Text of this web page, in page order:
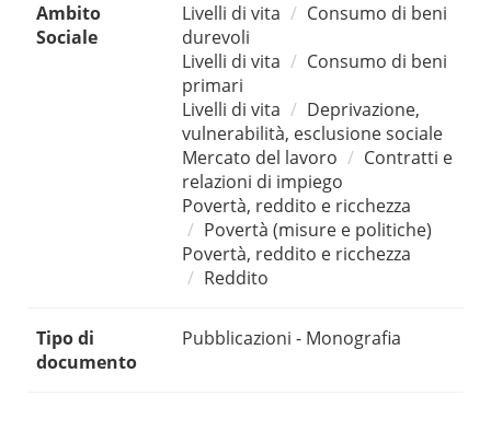
Ambito
Sociale
Livelli di vita
Consumo di beni
durevoli
Livelli di vita
Consumo di beni
primari
Livelli di vita
Deprivazione,
vulnerabilità, esclusione sociale
Mercato del lavoro
Contratti e
relazioni di impiego
Povertà, reddito e ricchezza
Povertà (misure e politiche)
Povertà, reddito e ricchezza
Reddito
Tipo di
documento
Pubblicazioni - Monografia